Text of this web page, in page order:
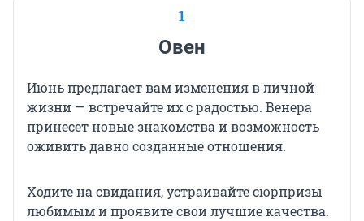
1
Овен
Июнь предлагает вам изменения в личной
жизни — встречайте их с радостью. Венера
принесет новые знакомства и возможность
оживить давно созданные отношения.
Ходите на свидания, устраивайте сюрпризы
любимым и проявите свои лучшие качества.